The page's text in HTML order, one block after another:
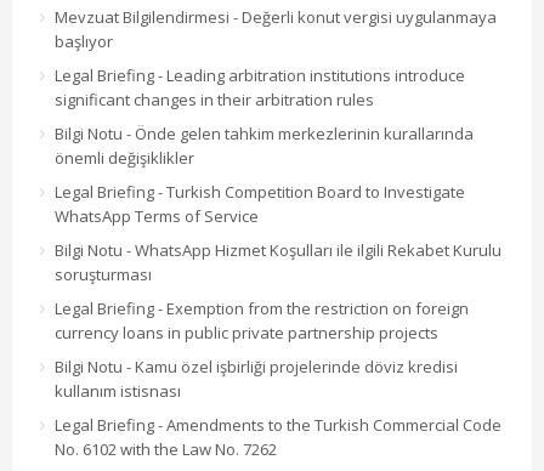
Mevzuat Bilgilendirmesi - Değerli konut vergisi uygulanmaya
başlıyor
Legal Briefing - Leading arbitration institutions introduce
significant changes in their arbitration rules
Bilgi Notu - Önde gelen tahkim merkezlerinin kurallarında
önemli değişiklikler
Legal Briefing - Turkish Competition Board to Investigate
WhatsApp Terms of Service
Bilgi Notu - WhatsApp Hizmet Koşulları ile ilgili Rekabet Kurulu
soruşturması
Legal Briefing - Exemption from the restriction on foreign
currency loans in public private partnership projects
Bilgi Notu - Kamu özel işbirliği projelerinde döviz kredisi
kullanım istisnası
Legal Briefing - Amendments to the Turkish Commercial Code
No. 6102 with the Law No. 7262